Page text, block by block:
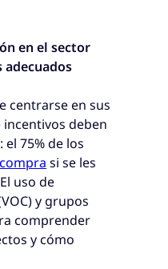
en el sector
centrarse en sus
deben
75% de los
si se les
uso de
y grupos
comprender
y cómo